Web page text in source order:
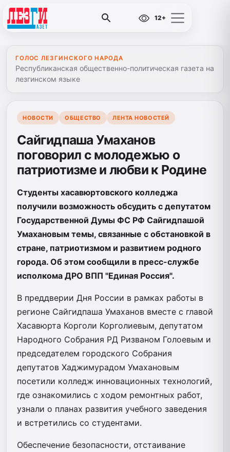
12+
ГОЛОС ЛЕЗГИНСКОГО НАРОДА
Республиканская общественно-политическая газета на
лезгинском языке
НОВОСТИ ОБЩЕСТВО ЛЕНТА НОВОСТЕЙ
Сайгидпаша Умаханов
поговорил с молодежью о
патриотизме и любви к Родине
Студенты хасавюртовского колледжа
получили возможность обсудить с депутатом
Государственной Думы ФС РФ Сайгидпашой
Умахановым темы, связанные с обстановкой в
стране, патриотизмом и развитием родного
города. Об этом сообщили в пресс-службе
исполкома ДРО ВПП "Единая Россия".
В преддверии Дня России в рамках работы в
регионе Сайгидпаша Умаханов вместе с главой
Хасавюрта Корголи Корголиевым, депутатом
Народного Собрания РД Ризваном Голоевым и
председателем городского Собрания
депутатов Хаджимурадом Умахановым
посетили колледж инновационных технологий,
где ознакомились с ходом ремонтных работ,
узнали о планах развития учебного заведения
и встретились со студентами.
Обеспечение безопасности, отстаивание